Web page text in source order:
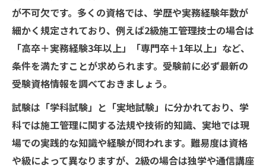
が不可欠です。多くの資格では、学歴や実務経験年数が
細かく規定されており、例えば2級施工管理技士の場合は
「高卒＋実務経験3年以上」「専門卒＋1年以上」など、
条件を満たすことが求められます。受験前に必ず最新の
受験資格情報を調べておきましょう。
試験は「学科試験」と「実地試験」に分かれており、学
科では施工管理に関する法規や技術的知識、実地では現
場での実践的な知識や経験が問われます。難易度は資格
や級によって異なりますが、2級の場合は独学や通信講座